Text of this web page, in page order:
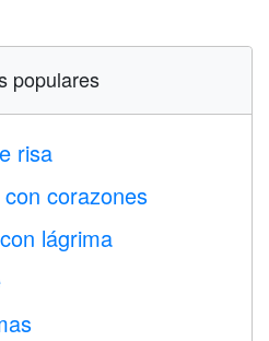
populares
risa
corazones
lágrima